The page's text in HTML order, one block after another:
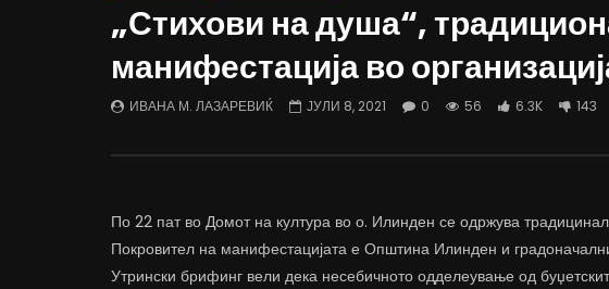
Д-р Беговиќ: Обуката на лекарите
трае предолго за да дозволиме лесно
Деспотовски: Мала,
флексибилна држава треба
„Стихови на душа“,
манифестација во
ИВАНА М. ЛАЗАРЕВИЌ ЈУЛИ 8, 2021 0 56 6.3K 143
По 22 пат во Домот на култура во о. Илинден се одржува
Покровител на манифестацијата е Општина Илинден и
Утрински брифинг вели дека несебичното одделеување од